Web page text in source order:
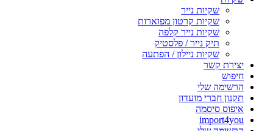
שקיות נייר
שקיות קרטון מפוארות
שקיות נייר קלפה
תיק נייר / פלסטיק
שקיות ניילון / הפתעה
יצירת קשר
חיפוש
הרשימה שלי
תקנון חברי מועדון
איפוס סיסמה
import4you